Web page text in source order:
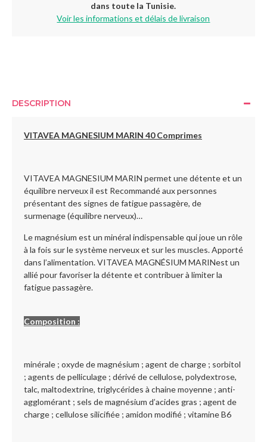
dans toute la Tunisie.
Voir les informations et délais de livraison
DESCRIPTION
VITAVEA MAGNESIUM MARIN 40 Comprimes
VITAVEA MAGNESIUM MARIN permet une détente et un
équilibre nerveux il est Recommandé aux personnes
présentant des signes de fatigue passagère, de
surmenage (équilibre nerveux)…
Le magnésium est un minéral indispensable qui joue un rôle
à la fois sur le système nerveux et sur les muscles. Apporté
dans l’alimentation. VITAVEA MAGNÉSIUM MARINest un
allié pour favoriser la détente et contribuer à limiter la
fatigue passagère.
Composition :
minérale ; oxyde de magnésium ; agent de charge ; sorbitol
; agents de pelliculage ; dérivé de cellulose, polydextrose,
talc, maltodextrine, triglycérides à chaine moyenne ; anti-
agglomérant ; sels de magnésium d’acides gras ; agent de
charge ; cellulose silicifiée ; amidon modifié ; vitamine B6